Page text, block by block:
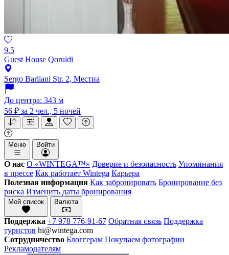
9.5
Guest House Qoruldi
Sergo Barliani Str. 2, Местиа
До центра: 343 м
56 ₽ за 2 чел., 5 ночей
Меню Войти
О нас О «WINTEGA™» Доверие и безопасность Упоминания
в прессе Как работает Wintega Карьера
Полезная информация Как забронировать Бронирование без
риска Изменить даты бронирования
Мой список Валюта
Поддержка +7 978 776-91-67 Обратная связь Поддержка
туристов hi@wintega.com
Сотрудничество Блоггерам Покупаем фотографии
Рекламодателям